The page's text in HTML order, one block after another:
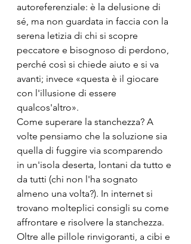
autoreferenziale: è la delusione di
sé, ma non guardata in faccia con la
serena letizia di chi si scopre
peccatore e bisognoso di perdono,
perché così si chiede aiuto e si va
avanti; invece «questa è il giocare
con l'illusione di essere
qualcos'altro».
Come superare la stanchezza? A
volte pensiamo che la soluzione sia
quella di fuggire via scomparendo
in un'isola deserta, lontani da tutto e
da tutti (chi non l'ha sognato
almeno una volta?). In internet si
trovano molteplici consigli su come
affrontare e risolvere la stanchezza.
Oltre alle pillole rinvigoranti, a cibi e